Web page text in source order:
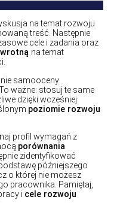
na temat rozwoju
treść. Następnie
cele i zadania oraz
na temat
samooceny
ważne: stosuj te same
dzięki wcześniej
poziomie rozwoju
profil wymagań z
porównania
zidentyfikować
późniejszego
o której nie możesz
pracownika. Pamiętaj,
i cele rozwoju